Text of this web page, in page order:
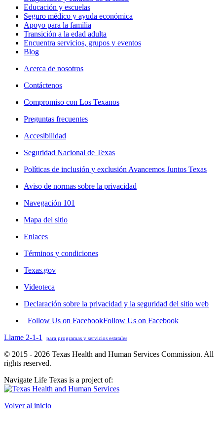
Educación y escuelas
Seguro médico y ayuda económica
Apoyo para la familia
Transición a la edad adulta
Encuentra servicios, grupos y eventos
Blog
Acerca de nosotros
Contáctenos
Compromiso con Los Texanos
Preguntas frecuentes
Accesibilidad
Seguridad Nacional de Texas
Políticas de inclusión y exclusión Avancemos Juntos Texas
Aviso de normas sobre la privacidad
Navegación 101
Mapa del sitio
Enlaces
Términos y condiciones
Texas.gov
Videoteca
Declaración sobre la privacidad y la seguridad del sitio web
Follow Us on FacebookFollow Us on Facebook
Llame 2-1-1
para programas y servicios estatales
© 2015 - 2026 Texas Health and Human Services Commission. All
rights reserved.
Navigate Life Texas is a project of:
Volver al inicio